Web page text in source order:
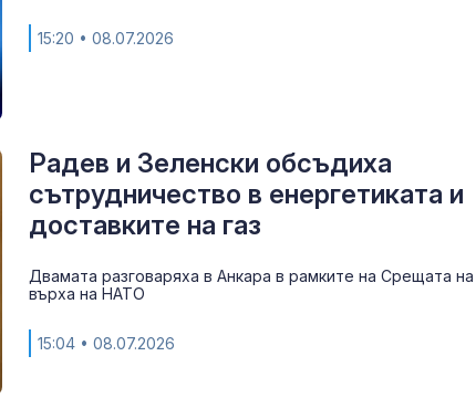
15:20 • 08.07.2026
Радев и Зеленски обсъдиха
сътрудничество в енергетиката и
доставките на газ
Двамата разговаряха в Анкара в рамките на Срещата на
върха на НАТО
15:04 • 08.07.2026